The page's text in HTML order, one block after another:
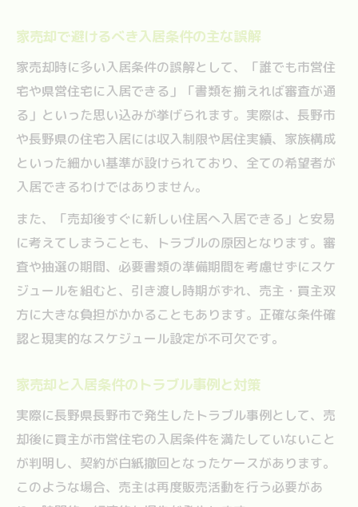
家売却で避けるべき入居条件の主な誤解
家売却時に多い入居条件の誤解として、「誰でも市営住
宅や県営住宅に入居できる」「書類を揃えれば審査が通
る」といった思い込みが挙げられます。実際は、長野市
や長野県の住宅入居には収入制限や居住実績、家族構成
といった細かい基準が設けられており、全ての希望者が
入居できるわけではありません。
また、「売却後すぐに新しい住居へ入居できる」と安易
に考えてしまうことも、トラブルの原因となります。審
査や抽選の期間、必要書類の準備期間を考慮せずにスケ
ジュールを組むと、引き渡し時期がずれ、売主・買主双
方に大きな負担がかかることもあります。正確な条件確
認と現実的なスケジュール設定が不可欠です。
家売却と入居条件のトラブル事例と対策
実際に長野県長野市で発生したトラブル事例として、売
却後に買主が市営住宅の入居条件を満たしていないこと
が判明し、契約が白紙撤回となったケースがあります。
このような場合、売主は再度販売活動を行う必要があ